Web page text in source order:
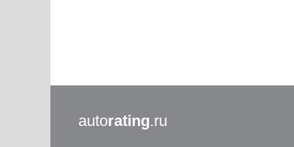
autorating.ru